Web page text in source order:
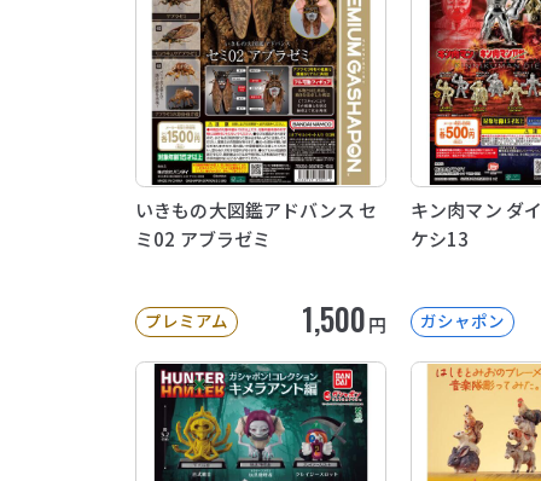
いきもの大図鑑アドバンス セ
ミ02 アブラゼミ
プレミアム 1,500円
キン肉マン ダ
ケシ13
ガシャポン